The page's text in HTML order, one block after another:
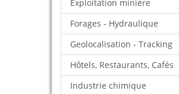
Exploitation minière
Forages - Hydraulique
Geolocalisation - Tracking
Hôtels, Restaurants, Cafés
Industrie chimique